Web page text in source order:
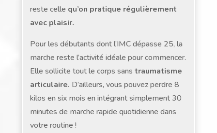
reste celle qu’on pratique régulièrement
avec plaisir.
Pour les débutants dont l’IMC dépasse 25, la
marche reste l’activité idéale pour commencer.
Elle sollicite tout le corps sans traumatisme
articulaire. D’ailleurs, vous pouvez perdre 8
kilos en six mois en intégrant simplement 30
minutes de marche rapide quotidienne dans
votre routine !